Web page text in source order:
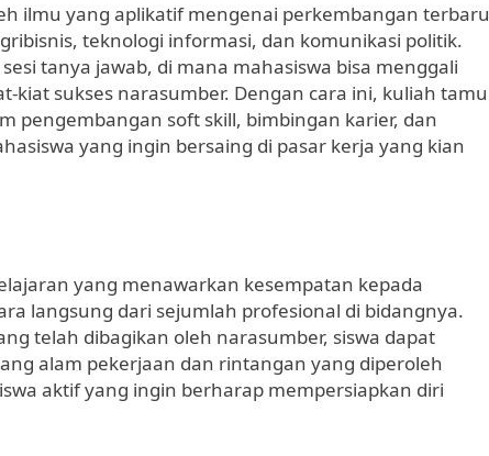
ilmu yang aplikatif mengenai perkembangan terbaru
teknologi informasi, dan komunikasi politik.
tanya jawab, di mana mahasiswa bisa menggali
kiat sukses narasumber. Dengan cara ini, kuliah tamu
pengembangan soft skill, bimbingan karier, dan
yang ingin bersaing di pasar kerja yang kian
yang menawarkan kesempatan kepada
langsung dari sejumlah profesional di bidangnya.
telah dibagikan oleh narasumber, siswa dapat
alam pekerjaan dan rintangan yang diperoleh
aktif yang ingin berharap mempersiapkan diri